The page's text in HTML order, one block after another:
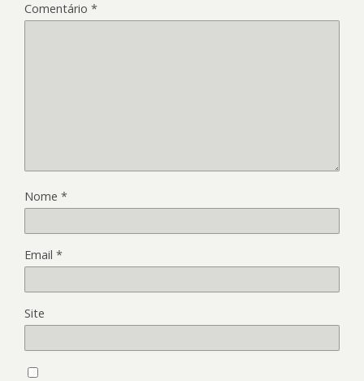
Comentário *
Nome *
Email *
Site